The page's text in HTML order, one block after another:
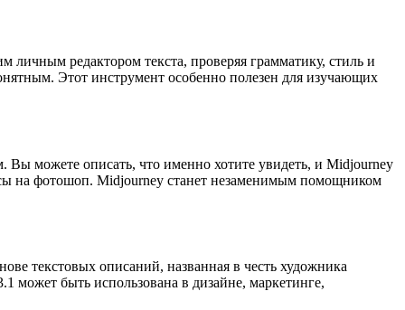
редактором текста, проверяя грамматику, стиль и
Этот инструмент особенно полезен для изучающих
Вы можете описать, что именно хотите увидеть, и Midjourney
на фотошоп. Midjourney станет незаменимым помощником
текстовых описаний, названная в честь художника
может быть использована в дизайне, маркетинге,